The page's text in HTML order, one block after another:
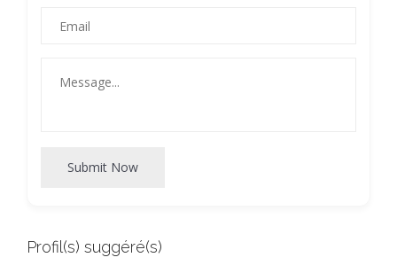
Submit Now
Profil(s) suggéré(s)